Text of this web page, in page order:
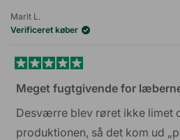
Marit L.
Verificeret køber
5
af
5
stjerner
Meget fugtgivende for
Desværre blev røret ikke limet
produktionen, så det kom ud